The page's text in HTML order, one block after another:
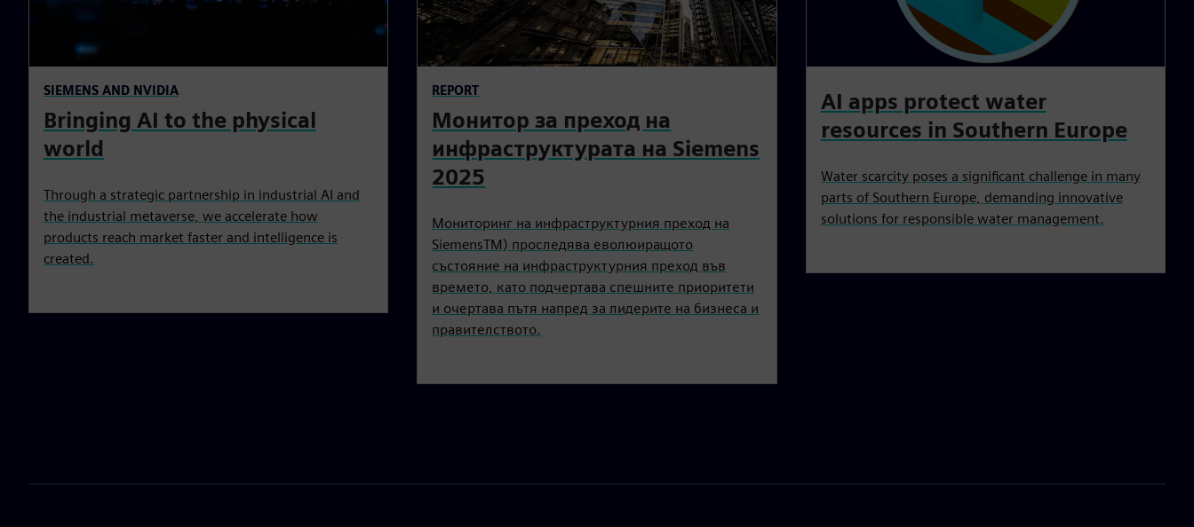
SIEMENS AND NVIDIA
Bringing AI to the physical
world
Through a strategic partnership in industrial AI and
the industrial metaverse, we accelerate how
products reach market faster and intelligence is
created.
REPORT
Монитор за преход на
инфраструктурата на Siemens
2025
Мониторинг на инфраструктурния преход на
SiemensTM) проследява еволюиращото
състояние на инфраструктурния преход във
времето, като подчертава спешните приоритети
и очертава пътя напред за лидерите на бизнеса и
правителството.
AI apps protect water
resources in Southern Europe
Water scarcity poses a significant challenge in many
parts of Southern Europe, demanding innovative
solutions for responsible water management.